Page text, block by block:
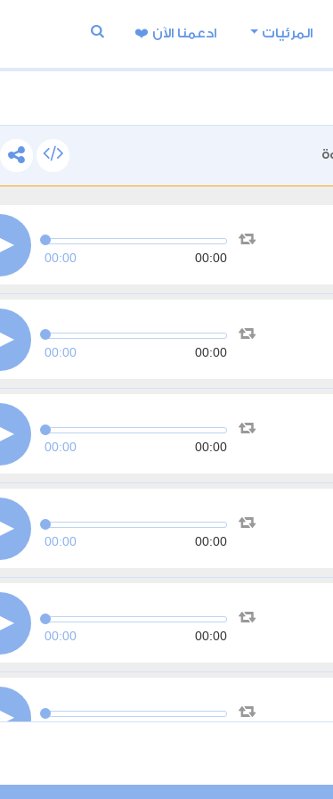
المرئيات ادعمنا اﻵن ❤️
00:00 00:00
00:00 00:00
00:00 00:00
00:00 00:00
00:00 00:00